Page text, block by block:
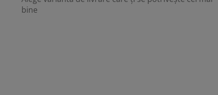
bine